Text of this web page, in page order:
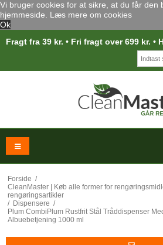
Vi bruger cookies for at sikre, at du får den
hjemmeside. Læs mere om cookies
Ok
Fragt fra 39 kr. • Fri fragt over 699 kr. •
Forside /
CleanMaster | Køb alle former for
rengøringsartikler
/ Dispensere /
Plum CombiPlum Rustfrit Stål Tråddispenser
Albuebetjening 1000 ml